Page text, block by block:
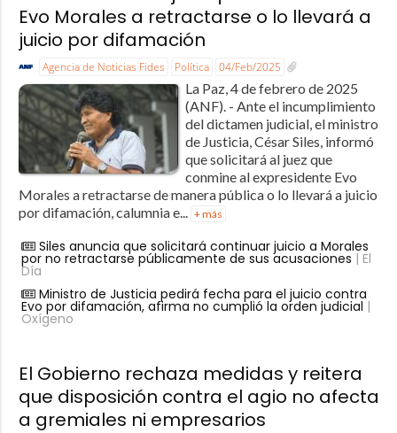
Evo Morales a retractarse o lo llevará a
juicio por difamación
Agencia de Noticias Fides Política 04/Feb/2025
La Paz, 4 de febrero de 2025
(ANF). - Ante el incumplimiento
del dictamen judicial, el ministro
de Justicia, César Siles, informó
que solicitará al juez que
conmine al expresidente Evo
Morales a retractarse de manera pública o lo llevará a juicio
por difamación, calumnia e...
+ más
Siles anuncia que solicitará continuar juicio a Morales
por no retractarse públicamente de sus acusaciones | El
Día
Ministro de Justicia pedirá fecha para el juicio contra
Evo por difamación, afirma no cumplió la orden judicial |
Oxígeno
El Gobierno rechaza medidas y reitera
que disposición contra el agio no afecta
a gremiales ni empresarios